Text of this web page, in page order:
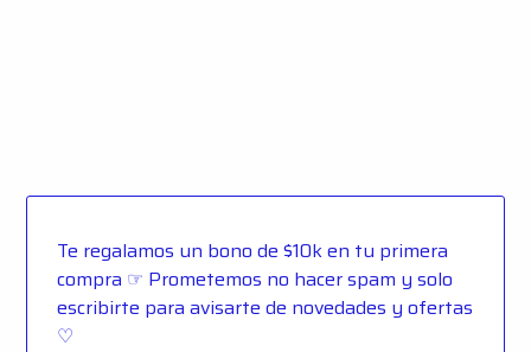
Te regalamos un bono de $10k en tu primera
compra ☞ Prometemos no hacer spam y solo
escribirte para avisarte de novedades y ofertas
♡